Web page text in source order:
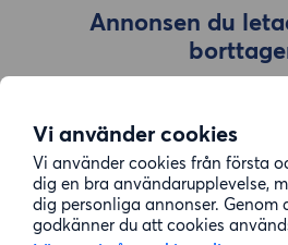
Vi använder cookies
Vi använder cookies från första
dig en bra användarupplevelse,
dig personliga annonser. Genom
godkänner du att cookies
Annonsen du
Gå till sök